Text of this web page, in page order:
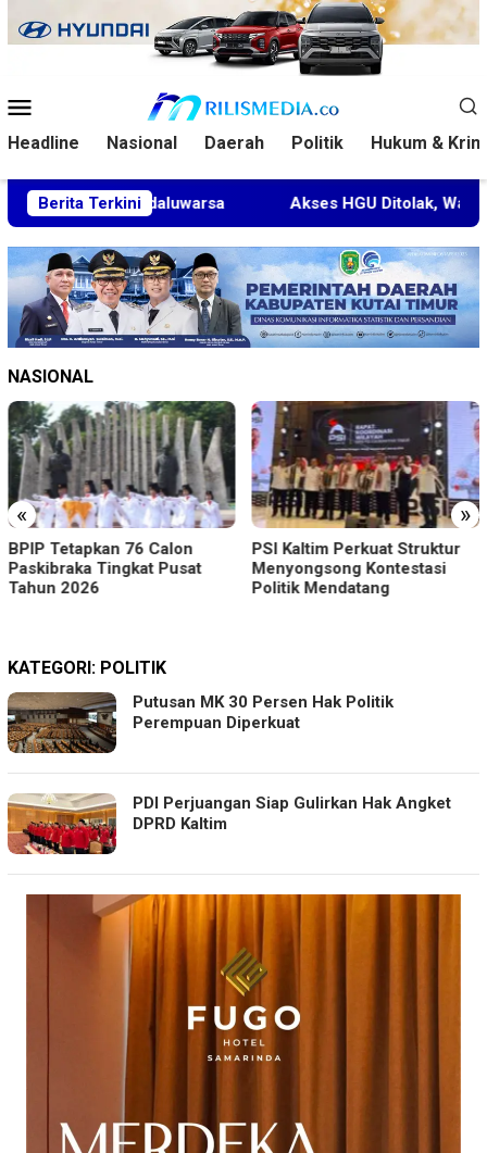
ke
Mobile
Headline Nasional Daerah Politik Hukum &
Berita Terkini
Kedaluwarsa Akses HGU Ditolak, Warga Rantau
NASIONAL
« »
PSI Kaltim Perkuat Struktur
Menyongsong Kontestasi
Politik Mendatang
Ribuan Mahasiswa UI Turun
Jalan Soroti Krisis Ekonomi
KATEGORI: POLITIK
Putusan MK 30 Persen Hak Politik
Perempuan Diperkuat
PDI Perjuangan Siap Gulirkan Hak Angket
DPRD Kaltim